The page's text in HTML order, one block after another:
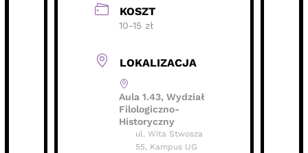
KOSZT
10-15 zł
LOKALIZACJA
Aula 1.43, Wydział
Filologiczno-
Historyczny
ul. Wita Stwosza
55, Kampus UG